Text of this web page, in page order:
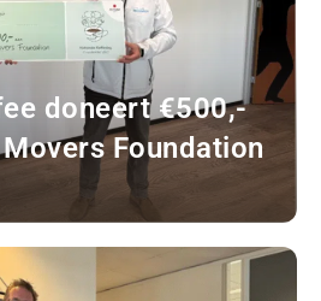
doneert €500,-
Foundation